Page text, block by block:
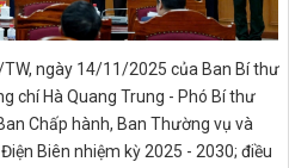
ngày 14/11/2025 của Ban Bí thư
chí Hà Quang Trung - Phó Bí thư
Chấp hành, Ban Thường vụ và
Biên nhiệm kỳ 2025 - 2030; điều